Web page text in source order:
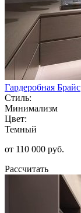
Гардеробная Брайс
Стиль:
Минимализм
Цвет:
Темный
от 110 000 руб.
Рассчитать